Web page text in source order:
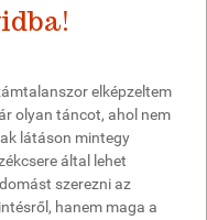
elképzeltem
olyan táncot, ahol nem
látáson mintegy
által lehet
szerezni az
hanem maga a